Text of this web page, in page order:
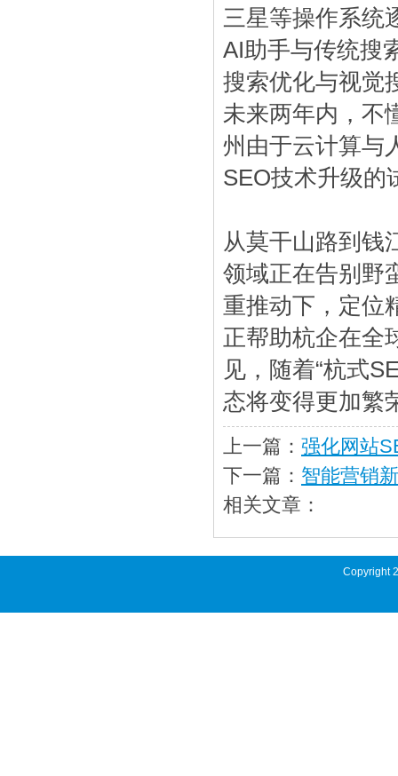
三星等操作系统
AI助手与传统搜
搜索优化与视觉
未来两年内，不
州由于云计算与
SEO技术升级的
从莫干山路到钱
领域正在告别野
重推动下，定位
正帮助杭企在全
见，随着“杭式
态将变得更加繁
上一篇： 强化网站
下一篇： 智能营销
相关文章：
Copyright